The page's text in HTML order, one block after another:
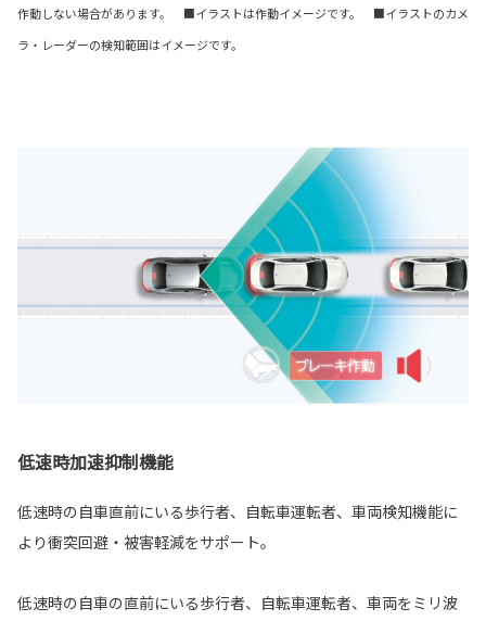
作動しない場合があります。 ■イラストは作動イメージです。 ■イラストのカメ
ラ・レーダーの検知範囲はイメージです。
低速時加速抑制機能
低速時の自車直前にいる歩行者、自転車運転者、車両検知機能に
より衝突回避・被害軽減をサポート。
低速時の自車の直前にいる歩行者、自転車運転者、車両をミリ波